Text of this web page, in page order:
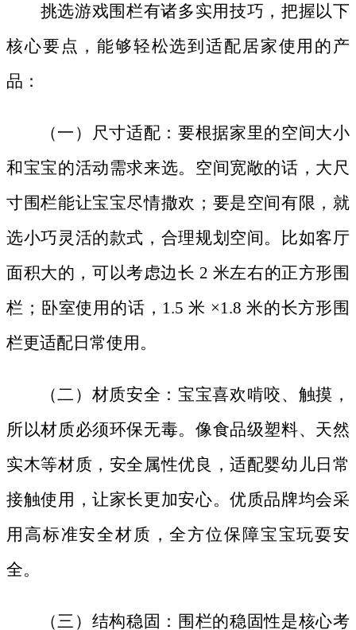
挑选游戏围栏有诸多实用技巧，把握以下
核心要点，能够轻松选到适配居家使用的产
品：
（一）尺寸适配：要根据家里的空间大小
和宝宝的活动需求来选。空间宽敞的话，大尺
寸围栏能让宝宝尽情撒欢；要是空间有限，就
选小巧灵活的款式，合理规划空间。比如客厅
面积大的，可以考虑边长 2 米左右的正方形围
栏；卧室使用的话，1.5 米 ×1.8 米的长方形围
栏更适配日常使用。
（二）材质安全：宝宝喜欢啃咬、触摸，
所以材质必须环保无毒。像食品级塑料、天然
实木等材质，安全属性优良，适配婴幼儿日常
接触使用，让家长更加安心。优质品牌均会采
用高标准安全材质，全方位保障宝宝玩耍安
全。
（三）结构稳固：围栏的稳固性是核心考